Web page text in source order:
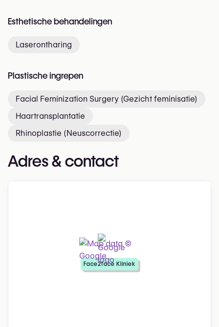
Esthetische behandelingen
Laserontharing
Plastische ingrepen
Facial Feminization Surgery (Gezicht feminisatie)
Haartransplantatie
Rhinoplastie (Neuscorrectie)
Adres & contact
Face2face Kliniek